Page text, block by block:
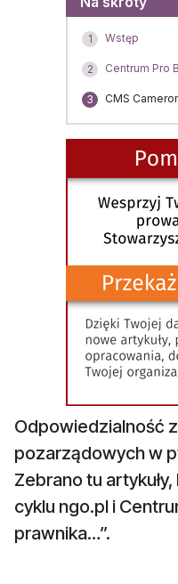
1 Wstęp
2 Centrum Pro
3 CMS
Odpowiedzialność
pozarządowych w
Zebrano tu
cyklu ngo.pl i
prawnika…”.